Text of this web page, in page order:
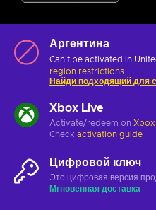
Аргентина
Can't be activated in
region restrictions
Найди подходящий для
Xbox Live
Activate/redeem on
Check activation guide
Цифровой ключ
Это цифровая версия
Мгновенная доставка